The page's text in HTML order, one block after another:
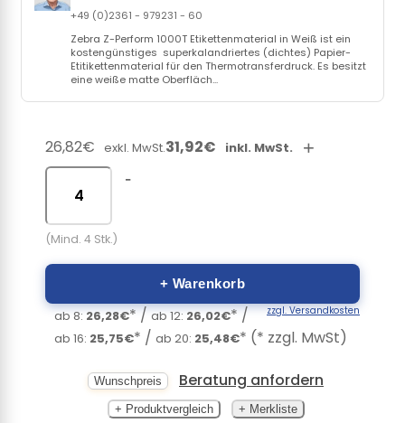
+49 (0)2361 - 979231 - 60
Zebra Z-Perform 1000T Etikettenmaterial in Weiß ist ein
kostengünstiges superkalandriertes (dichtes) Papier-
Etitikettenmaterial für den Thermotransferdruck. Es besitzt
eine weiße matte Oberfläch...
26,82€ exkl. MwSt.31,92€ inkl. MwSt.
+
-
(Mind. 4 Stk.)
+ Warenkorb
zzgl. Versandkosten
ab 8: 26,28€* /ab 12: 26,02€* /
ab 16: 25,75€* / ab 20: 25,48€* (* zzgl. MwSt)
Wunschpreis Beratung anfordern
+ Produktvergleich + Merkliste